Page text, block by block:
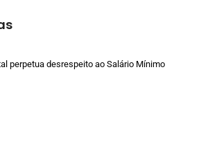
perpetua desrespeito ao Salário Mínimo